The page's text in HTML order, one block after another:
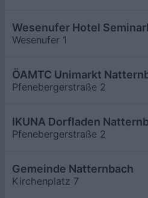
Wesenufer Hotel
Wesenufer 1
ÖAMTC Unimarkt
Pfenebergerstraße 2
IKUNA Dorfladen
Pfenebergerstraße 2
Gemeinde Natternbach
Kirchenplatz 7